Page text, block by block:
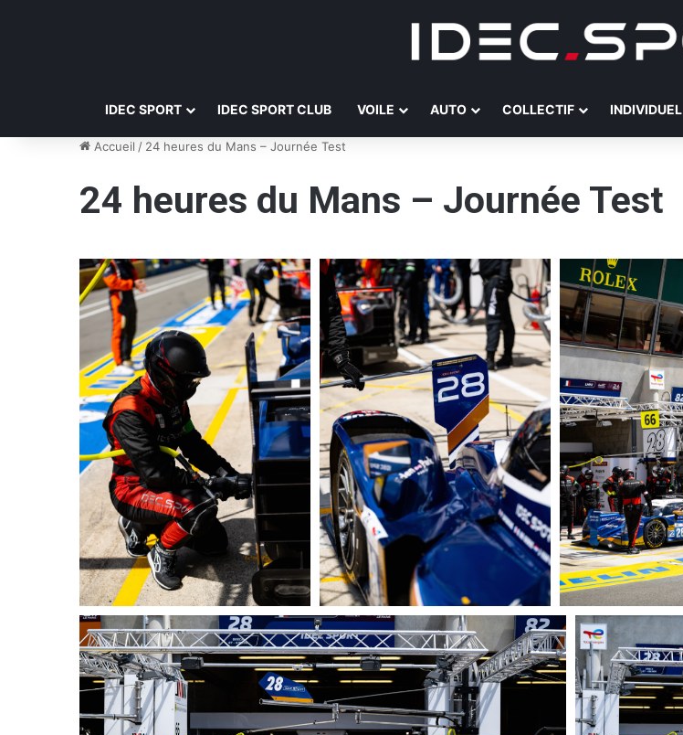
IDEC SPORT IDEC SPORT CLUB VOILE AUTO COLLECTIF INDIVIDUEL
Accueil / 24 heures du Mans – Journée Test
24 heures du Mans – Journée Test